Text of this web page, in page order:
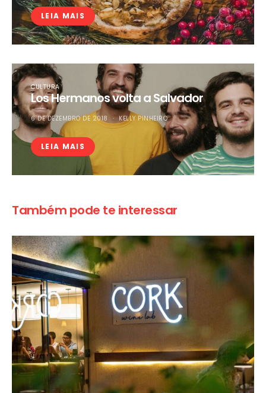
LEIA MAIS
CULTURA
Los Hermanos volta a Salvador
6 DE DEZEMBRO DE 2018 KELLY PINHEIRO
LEIA MAIS
Também pode te interessar